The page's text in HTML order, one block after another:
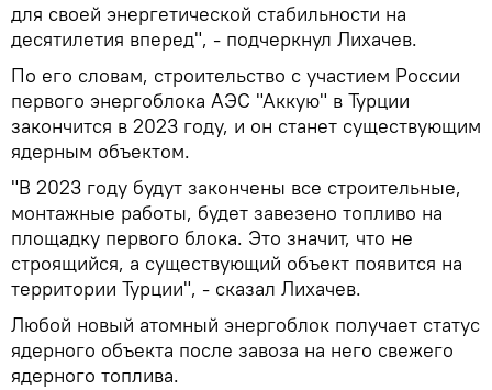
для своей энергетической стабильности на
десятилетия вперед", - подчеркнул Лихачев.
По его словам, строительство с участием России
первого энергоблока АЭС "Аккую" в Турции
закончится в 2023 году, и он станет существующим
ядерным объектом.
"В 2023 году будут закончены все строительные,
монтажные работы, будет завезено топливо на
площадку первого блока. Это значит, что не
строящийся, а существующий объект появится на
территории Турции", - сказал Лихачев.
Любой новый атомный энергоблок получает статус
ядерного объекта после завоза на него свежего
ядерного топлива.